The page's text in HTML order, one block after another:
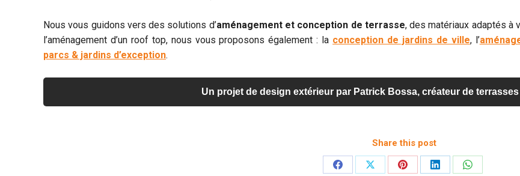
Nous vous guidons vers des solutions d’aménagement et conception de terrasse, des matériaux adaptés à
l’aménagement d’un roof top, nous vous proposons également : la conception de jardins de ville, l’
parcs & jardins d’exception.
Un projet de design extérieur par Patrick Bossa, créateur de
Share this post
PartagerPartagerPartagerPartagerPartager